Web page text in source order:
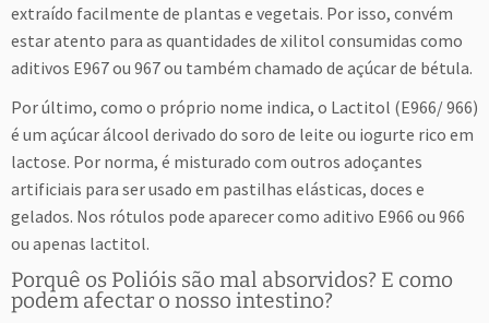
extraído facilmente de plantas e vegetais. Por isso, convém
estar atento para as quantidades de xilitol consumidas como
aditivos E967 ou 967 ou também chamado de açúcar de bétula.
Por último, como o próprio nome indica, o Lactitol (E966/ 966)
é um açúcar álcool derivado do soro de leite ou iogurte rico em
lactose. Por norma, é misturado com outros adoçantes
artificiais para ser usado em pastilhas elásticas, doces e
gelados. Nos rótulos pode aparecer como aditivo E966 ou 966
ou apenas lactitol.
Porquê os Polióis são mal absorvidos? E como
podem afectar o nosso intestino?